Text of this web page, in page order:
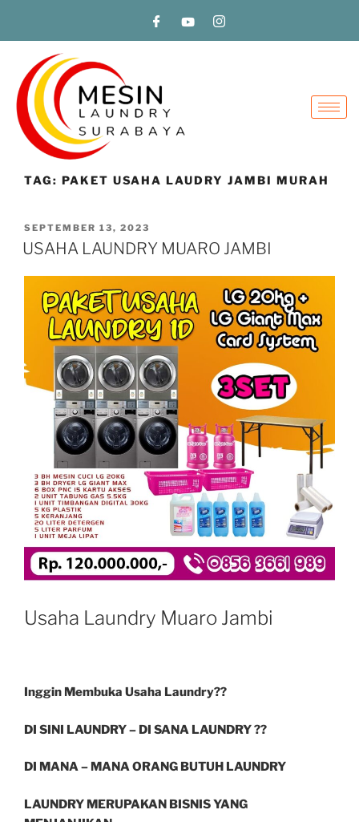
TAG: PAKET USAHA LAUDRY JAMBI MURAH
SEPTEMBER 13, 2023
USAHA LAUNDRY MUARO JAMBI
Usaha Laundry Muaro Jambi
Inggin Membuka Usaha Laundry??
DI SINI LAUNDRY – DI SANA LAUNDRY ??
DI MANA – MANA ORANG BUTUH LAUNDRY
LAUNDRY MERUPAKAN BISNIS YANG